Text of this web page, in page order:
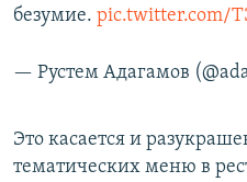
безумие. pic.twitter.com/
— Рустем Адагамов
Это касается и
тематических меню в